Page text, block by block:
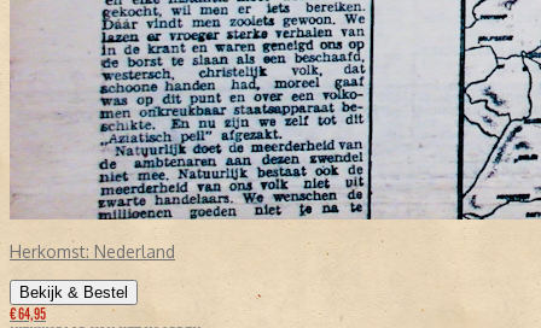
Herkomst: Nederland
Bekijk & Bestel
€ 64,95